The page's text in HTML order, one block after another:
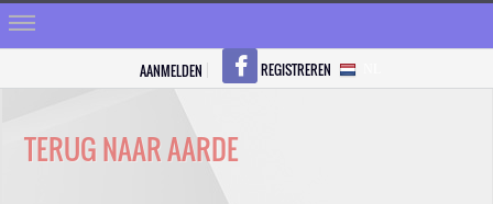
AANMELDEN REGISTREREN
TERUG NAAR AARDE